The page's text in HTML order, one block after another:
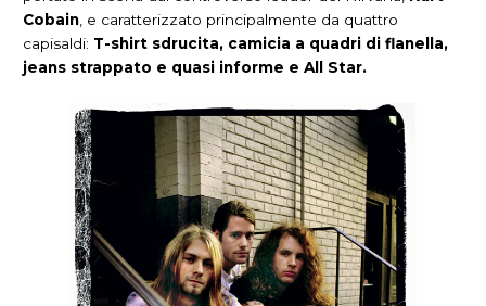
Cobain , e caratterizzato principalmente da quattro
capisaldi: T-shirt sdrucita, camicia a quadri di flanella,
jeans strappato e quasi informe e All Star.